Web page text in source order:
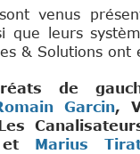
venus
que leurs
& Solutions
de
Garcin,
Marius